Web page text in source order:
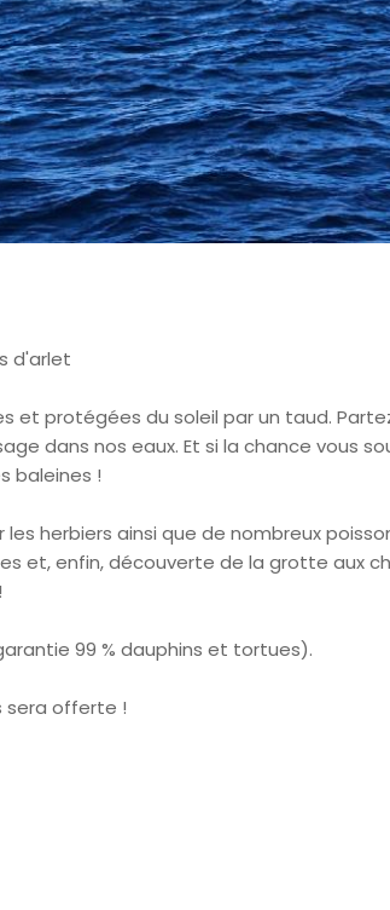
d'arlet
et protégées du soleil par un taud.
dans nos eaux. Et si la chance vous
baleines !
herbiers ainsi que de nombreux
et, enfin, découverte de la grotte aux
99 % dauphins et tortues).
sera offerte !